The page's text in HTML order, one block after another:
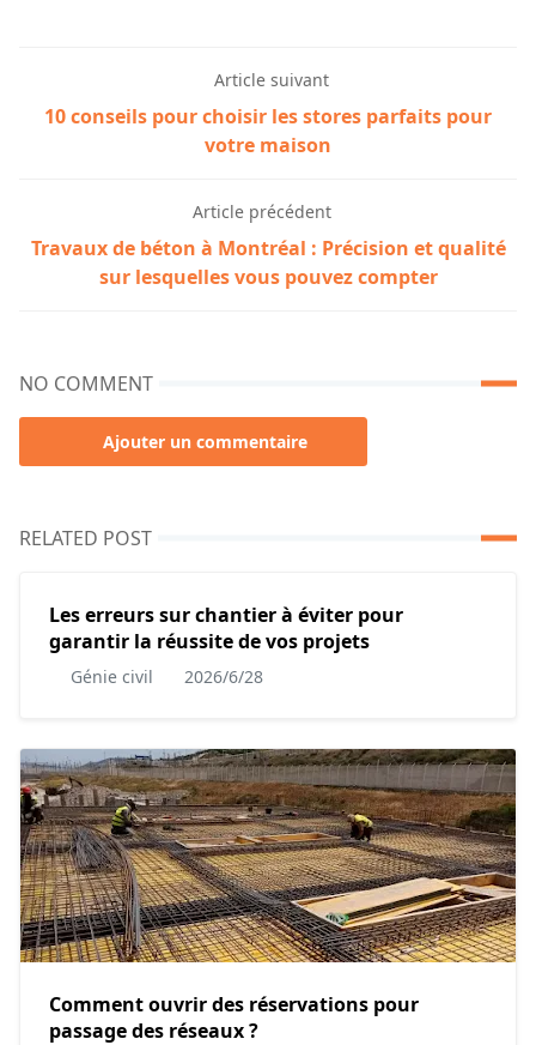
Article suivant
10 conseils pour choisir les stores parfaits pour
votre maison
Article précédent
Travaux de béton à Montréal : Précision et qualité
sur lesquelles vous pouvez compter
NO COMMENT
Ajouter un commentaire
RELATED POST
Les erreurs sur chantier à éviter pour
garantir la réussite de vos projets
Génie civil 2026/6/28
Comment ouvrir des réservations pour
passage des réseaux ?